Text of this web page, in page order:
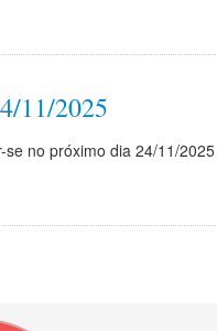
11/2025
se no próximo dia 24/11/